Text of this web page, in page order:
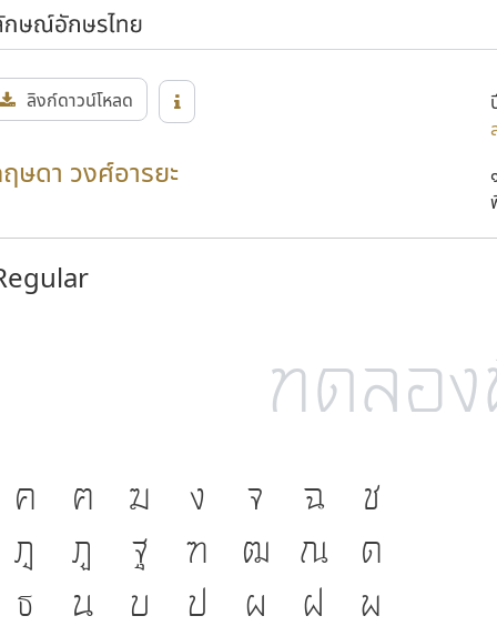
งชื่อที่สื่อและมีความหมายต่อในหลวง รัชกาลที่ ๙ โดยทุกแบบตัวพิ
ไทยเพื่อพ่อถือเป็นอีกหนึ่งประวัติศาสตร์ของการพัฒนาแบบตั
วมถึงนักออกแบบตัวพิมพ์ไทย ผลงานทั้ง ๙ แบบตัวพิมพ์ไทยที่สร้า
ช้ได้ฟรีในวันที่ ๓ มิถุนายน พ.ศ. ๒๕๖๐ เนื่องในโอกาสวันการพิมพ์ไ
ต่างๆ รวมถึงสื่ออิเล็กทรอนิกส์ หรือสื่อดิจิทัลได้โดยไม่ต้องขออนุ
สิทธิ์
ลิงก์ดาวน์โหลด
ษดา วงศ์อารยะ
ค ฅ ฆ ง จ ฉ
ช
ฎ ฏ ฐ ฑ ฒ ณ
ด
ธ น บ ป ผ ฝ
พ